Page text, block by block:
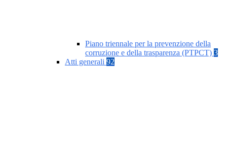
Piano triennale per la prevenzione della
corruzione e della trasparenza (PTPCT) 3
Atti generali 92